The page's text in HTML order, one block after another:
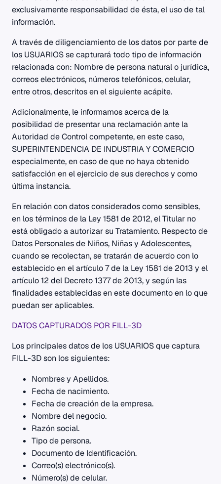
exclusivamente responsabilidad de ésta, el uso de tal
información.
A través de diligenciamiento de los datos por parte de
los USUARIOS se capturará todo tipo de información
relacionada con: Nombre de persona natural o jurídica,
correos electrónicos, números telefónicos, celular,
entre otros, descritos en el siguiente acápite.
Adicionalmente, le informamos acerca de la
posibilidad de presentar una reclamación ante la
Autoridad de Control competente, en este caso,
SUPERINTENDENCIA DE INDUSTRIA Y COMERCIO
especialmente, en caso de que no haya obtenido
satisfacción en el ejercicio de sus derechos y como
última instancia.
En relación con datos considerados como sensibles,
en los términos de la Ley 1581 de 2012, el Titular no
está obligado a autorizar su Tratamiento. Respecto de
Datos Personales de Niños, Niñas y Adolescentes,
cuando se recolectan, se tratarán de acuerdo con lo
establecido en el artículo 7 de la Ley 1581 de 2013 y el
artículo 12 del Decreto 1377 de 2013, y según las
finalidades establecidas en este documento en lo que
puedan ser aplicables.
DATOS CAPTURADOS POR FILL-3D
Los principales datos de los USUARIOS que captura
FILL-3D son los siguientes:
Nombres y Apellidos.
Fecha de nacimiento.
Fecha de creación de la empresa.
Nombre del negocio.
Razón social.
Tipo de persona.
Documento de Identificación.
Correo(s) electrónico(s).
Número(s) de celular.